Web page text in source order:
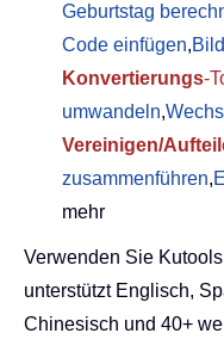
Geburtstag
Code einfügen,
Konvertierungs-
umwandeln,
Vereinigen/
zusammenführen,
mehr
Verwenden Sie
unterstützt Englisch,
Chinesisch und 40+